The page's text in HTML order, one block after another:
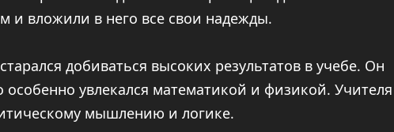
и вложили в него все свои надежды.
добиваться высоких результатов в учебе. Он
увлекался математикой и физикой. Учителя
мышлению и логике.